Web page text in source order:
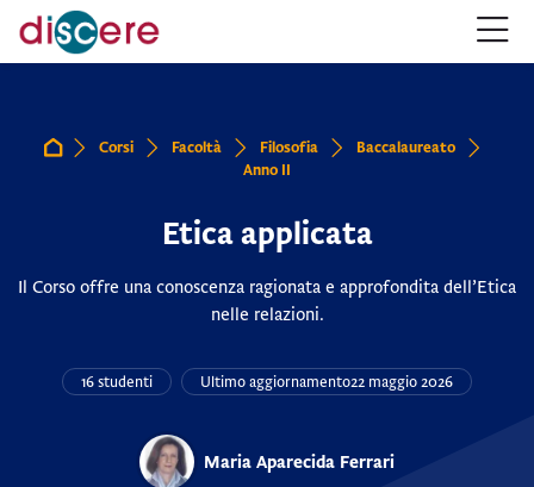
Salta alla navigazione
Salta al form login
Vai al contenuto principale
Salta alle opzioni accessibilità
Salta al footer
Salta opzioni accessibilità
Home Corsi Facoltà Filosofia
Baccalaureato
Anno II
Etica applicata
Il Corso offre una conoscenza ragionata e approfondita dell’Etica
nelle relazioni.
16 studenti Ultimo aggiornamento22 maggio 2026
Maria Aparecida Ferrari